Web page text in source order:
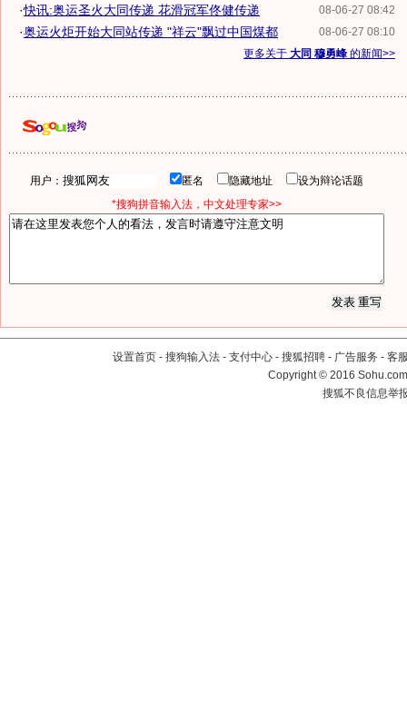
08-06-27 08:42
·快讯:奥运圣火大同传递 花滑冠军佟健传递
08-06-27 08:10
·奥运火炬开始大同站传递 "祥云"飘过中国煤都
更多关于 大同 穆勇峰 的新闻>>
用户： 匿名 隐藏地址
设为辩论话题
*搜狗拼音输入法，中文处理专家>>
设置首页 - 搜狗输入法 - 支付中心 - 搜狐招聘 - 广告服务 - 客
Copyright©2016
搜狐不良信息举